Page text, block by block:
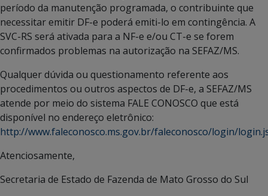
período da manutenção programada, o contribuinte que
necessitar emitir DF-e poderá emiti-lo em contingência. A
SVC-RS será ativada para a NF-e e/ou CT-e se forem
confirmados problemas na autorização na SEFAZ/MS.
Qualquer dúvida ou questionamento referente aos
procedimentos ou outros aspectos de DF-e, a SEFAZ/MS
atende por meio do sistema FALE CONOSCO que está
disponível no endereço eletrônico:
http://www.faleconosco.ms.gov.br/faleconosco/login/
Atenciosamente,
Secretaria de Estado de Fazenda de Mato Grosso do Sul